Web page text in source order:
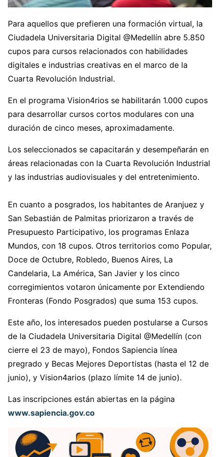
Para aquellos que prefieren una formación virtual, la
Ciudadela Universitaria Digital @Medellín abre 5.850
cupos para cursos relacionados con habilidades
digitales e industrias creativas en el marco de la
Cuarta Revolución Industrial.
En el programa Vision4rios se habilitarán 1.000 cupos
para desarrollar cursos cortos modulares con una
duración de cinco meses, aproximadamente.
Los seleccionados se capacitarán y desempeñarán en
áreas relacionadas con la Cuarta Revolución Industrial
y las industrias audiovisuales y del entretenimiento.
En cuanto a posgrados, los habitantes de Aranjuez y
San Sebastián de Palmitas priorizaron a través de
Presupuesto Participativo, los programas Enlaza
Mundos, con 18 cupos. Otros territorios como Popular,
Doce de Octubre, Robledo, Buenos Aires, La
Candelaria, La América, San Javier y los cinco
corregimientos votaron únicamente por Extendiendo
Fronteras (Fondo Posgrados) que suma 153 cupos.
Este año, los interesados pueden postularse a Cursos
de la Ciudadela Universitaria Digital @Medellín (con
cierre el 23 de mayo), Fondos Sapiencia línea
pregrado y Becas Mejores Deportistas (hasta el 12 de
junio), y Vision4arios (plazo límite 14 de junio).
Las inscripciones están abiertas en la página
www.sapiencia.gov.co